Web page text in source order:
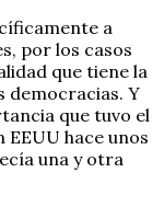
a
por los casos
que tiene la
democracias. Y
que tuvo el
EEUU hace unos
una y otra